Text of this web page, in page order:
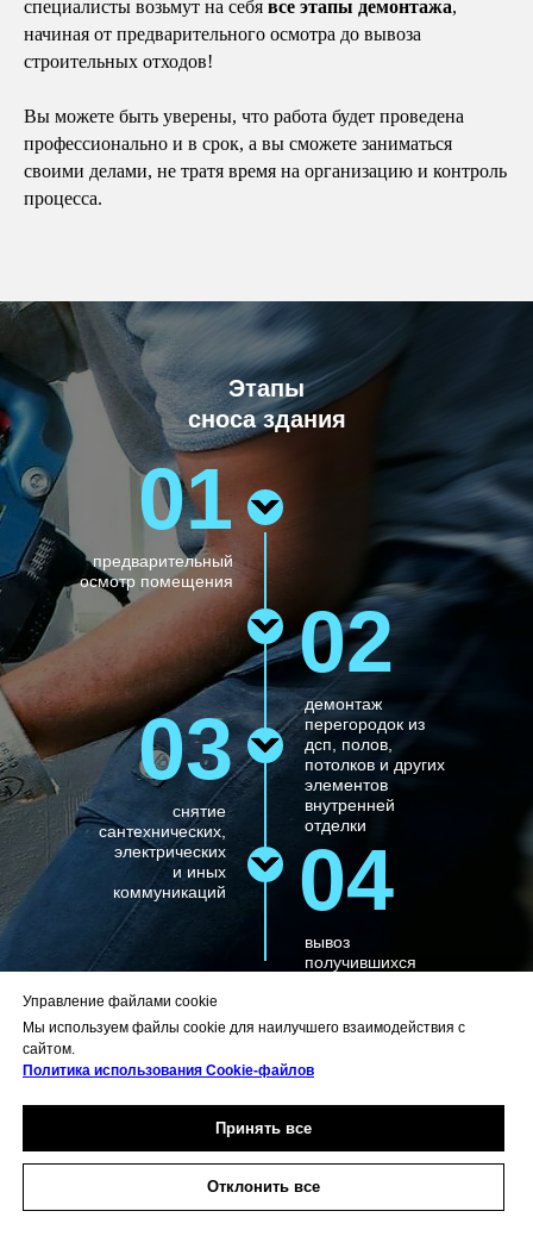
специалисты возьмут на себя все этапы демонтажа,
начиная от предварительного осмотра до вывоза
строительных отходов!
Вы можете быть уверены, что работа будет проведена
профессионально и в срок, а вы сможете заниматься
своими делами, не тратя время на организацию и контроль
процесса.
Этапы
сноса здания
01
предварительный
осмотр помещения
02
демонтаж
перегородок из
дсп, полов,
потолков и других
элементов
внутренней
отделки
03
снятие
сантехнических,
электрических
и иных
коммуникаций
04
вывоз
получившихся
Особенности демонтажа
Управление файлами cookie
Мы используем файлы cookie для наилучшего взаимодействия с
сайтом.
Политика использования Сookie-файлов
Принять все
Отклонить все